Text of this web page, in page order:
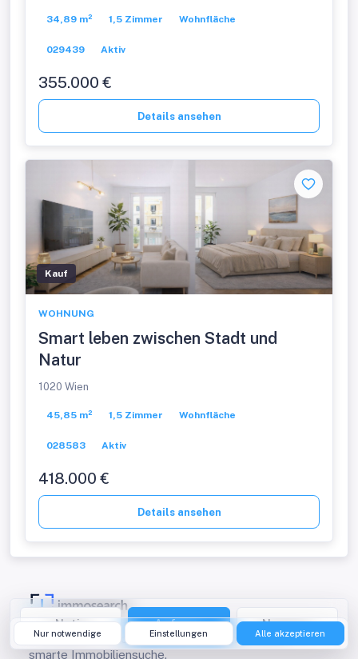
34,89 m² 1,5 Zimmer Wohnfläche
029439 Aktiv
355.000 €
Details ansehen
Kauf
WOHNUNG
Smart leben zwischen Stadt und
Natur
1020 Wien
45,85 m² 1,5 Zimmer Wohnfläche
028583 Aktiv
418.000 €
Details ansehen
Notiz Anfrage
Nummer
Österreichs Immobilienportal für schnelle und
smarte Immobiliensuche.
Nur notwendige Einstellungen Alle akzeptieren